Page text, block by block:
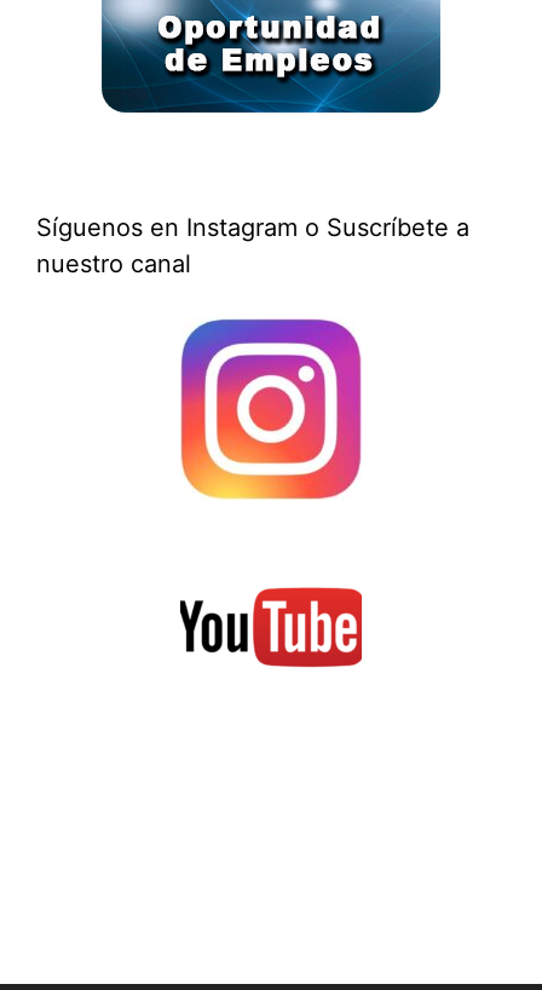
Síguenos en Instagram o Suscríbete a
nuestro canal